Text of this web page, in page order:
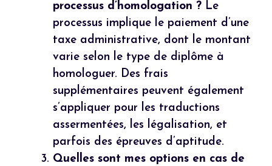
processus d’homologation ? Le
processus implique le paiement d’une
taxe administrative, dont le montant
varie selon le type de diplôme à
homologuer. Des frais
supplémentaires peuvent également
s’appliquer pour les traductions
assermentées, les légalisation, et
parfois des épreuves d’aptitude.
Quelles sont mes options en cas de